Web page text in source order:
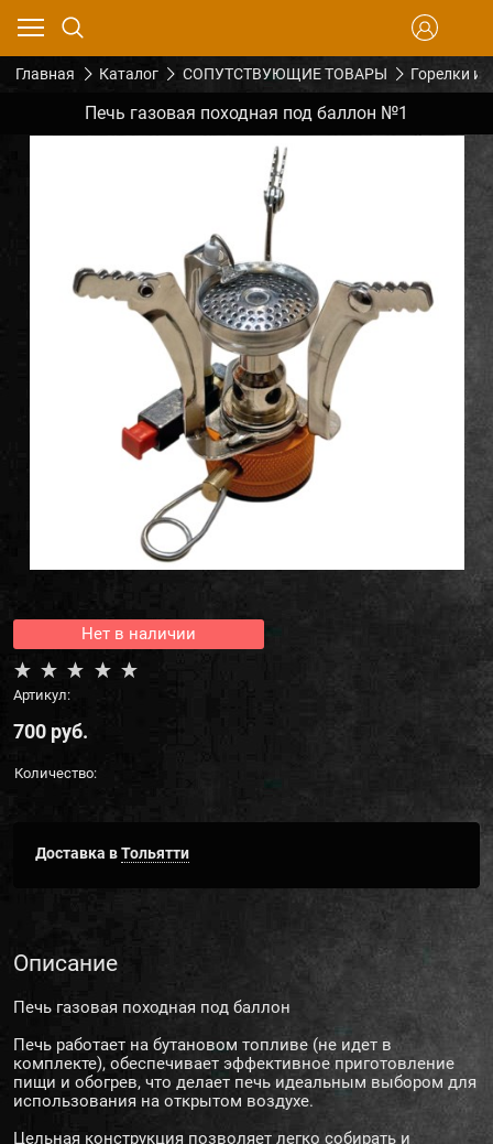
Главная Каталог СОПУТСТВУЮЩИЕ ТОВАРЫ Горелки и
Печь газовая походная под баллон №1
Нет в наличии
Артикул:
700 руб.
Количество:
Доставка вТольятти
Описание
Печь газовая походная под баллон
Печь работает на бутановом топливе (не идет в
комплекте), обеспечивает эффективное приготовление
пищи и обогрев, что делает печь идеальным выбором для
использования на открытом воздухе.
Цельная конструкция позволяет легко собирать и